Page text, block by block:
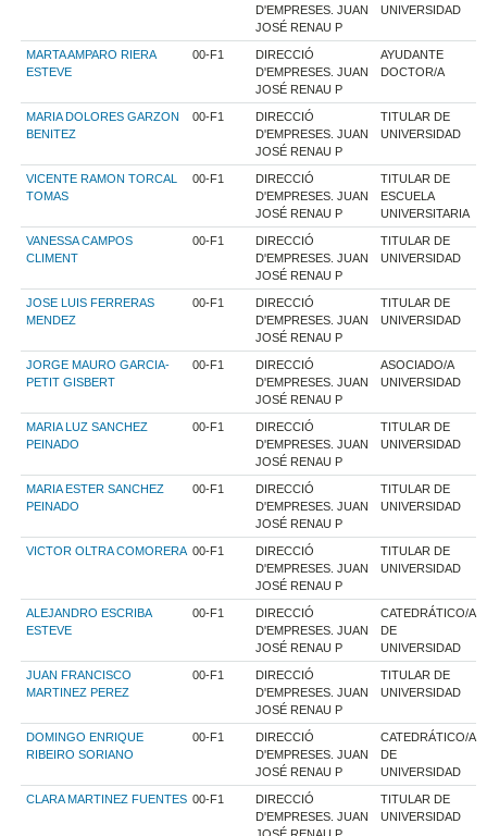
D'EMPRESES. JUAN
JOSÉ RENAU P
UNIVERSIDAD
MARTA AMPARO RIERA
ESTEVE
00-F1
DIRECCIÓ
D'EMPRESES. JUAN
JOSÉ RENAU P
AYUDANTE
DOCTOR/A
MARIA DOLORES GARZON
BENITEZ
00-F1
DIRECCIÓ
D'EMPRESES. JUAN
JOSÉ RENAU P
TITULAR DE
UNIVERSIDAD
VICENTE RAMON TORCAL
TOMAS
00-F1
DIRECCIÓ
D'EMPRESES. JUAN
JOSÉ RENAU P
TITULAR DE
ESCUELA
UNIVERSITARIA
VANESSA CAMPOS
CLIMENT
00-F1
DIRECCIÓ
D'EMPRESES. JUAN
JOSÉ RENAU P
TITULAR DE
UNIVERSIDAD
JOSE LUIS FERRERAS
MENDEZ
00-F1
DIRECCIÓ
D'EMPRESES. JUAN
JOSÉ RENAU P
TITULAR DE
UNIVERSIDAD
JORGE MAURO GARCIA-
PETIT GISBERT
00-F1
DIRECCIÓ
D'EMPRESES. JUAN
JOSÉ RENAU P
ASOCIADO/A
UNIVERSIDAD
MARIA LUZ SANCHEZ
PEINADO
00-F1
DIRECCIÓ
D'EMPRESES. JUAN
JOSÉ RENAU P
TITULAR DE
UNIVERSIDAD
MARIA ESTER SANCHEZ
PEINADO
00-F1
DIRECCIÓ
D'EMPRESES. JUAN
JOSÉ RENAU P
TITULAR DE
UNIVERSIDAD
VICTOR OLTRA COMORERA 00-F1
DIRECCIÓ
D'EMPRESES. JUAN
JOSÉ RENAU P
TITULAR DE
UNIVERSIDAD
ALEJANDRO ESCRIBA
ESTEVE
00-F1
DIRECCIÓ
D'EMPRESES. JUAN
JOSÉ RENAU P
CATEDRÁTICO/A
DE
UNIVERSIDAD
JUAN FRANCISCO
MARTINEZ PEREZ
00-F1
DIRECCIÓ
D'EMPRESES. JUAN
JOSÉ RENAU P
TITULAR DE
UNIVERSIDAD
DOMINGO ENRIQUE
RIBEIRO SORIANO
00-F1
DIRECCIÓ
D'EMPRESES. JUAN
JOSÉ RENAU P
CATEDRÁTICO/A
DE
UNIVERSIDAD
CLARA MARTINEZ FUENTES 00-F1
DIRECCIÓ
D'EMPRESES. JUAN
JOSÉ RENAU P
TITULAR DE
UNIVERSIDAD